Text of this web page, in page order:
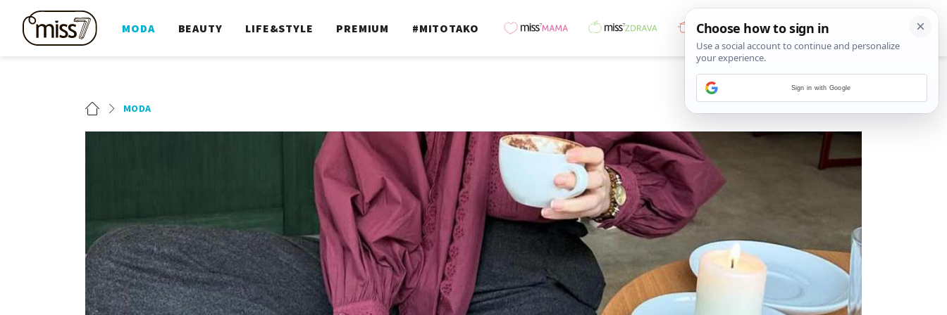
MODA BEAUTY LIFE&STYLE PREMIUM #MITOTAKO
MODA
Sign in with Google